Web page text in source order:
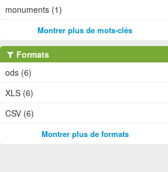
monuments (1)
Montrer plus de mots-clés
Formats
ods (6)
XLS (6)
CSV (6)
Montrer plus de formats